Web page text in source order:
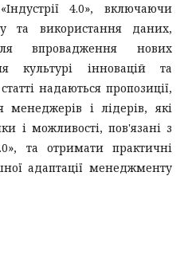
4.0», включаючи
та використання даних,
впровадження нових
культурі інновацій та
надаються пропозиції,
менеджерів і лідерів, які
і можливості, пов'язані з
та отримати практичні
адаптації менеджменту